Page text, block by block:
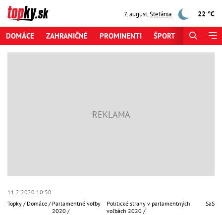
7. august,Štefánia 22 °C
DOMÁCE ZAHRANIČNÉ PROMINENTI ŠPORT
11.2.2020 10:50
Topky
Domáce
Parlamentné voľby
2020
Politické strany v parlamentných
voľbách 2020
SaS